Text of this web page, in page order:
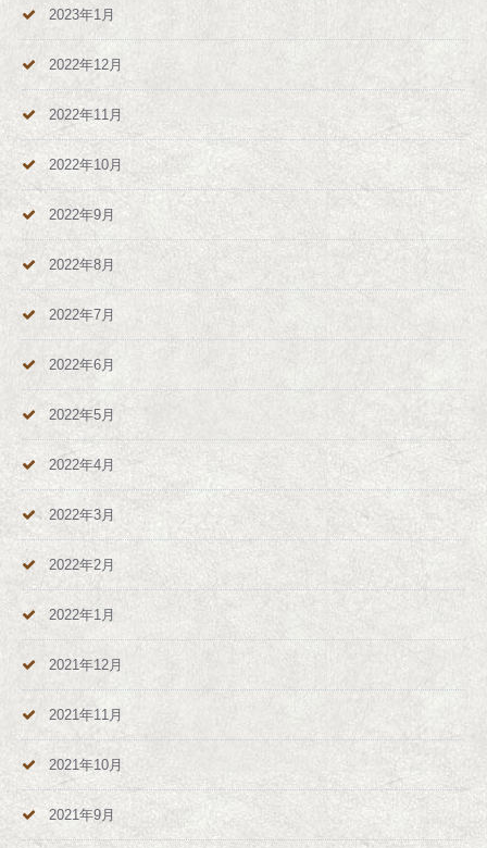
2023年1月
2022年12月
2022年11月
2022年10月
2022年9月
2022年8月
2022年7月
2022年6月
2022年5月
2022年4月
2022年3月
2022年2月
2022年1月
2021年12月
2021年11月
2021年10月
2021年9月